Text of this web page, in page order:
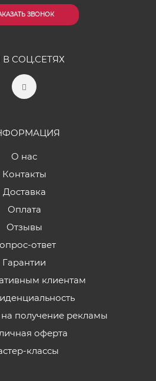
ЗВОНОК
СОЦ.СЕТЯХ
О нас
Контакты
Доставка
Оплата
Отзывы
ответ
Гарантии
клиентам
получение рекламы
оферта
классы